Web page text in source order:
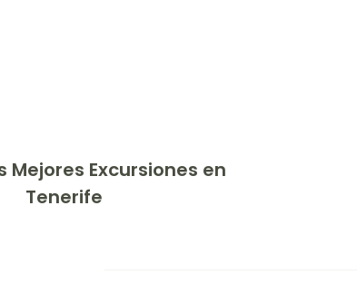
Mejores Excursiones en
Tenerife